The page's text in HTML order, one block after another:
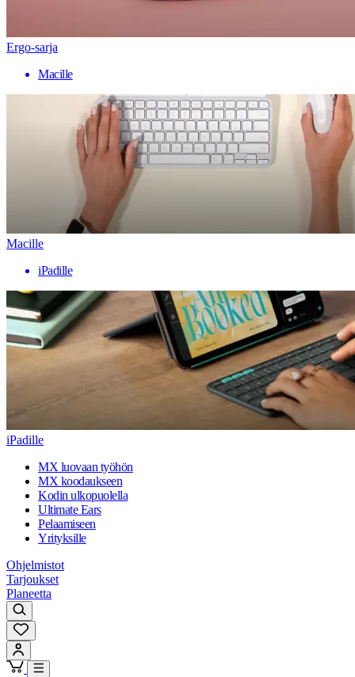
Ergo-sarja
Macille
Macille
iPadille
iPadille
MX luovaan työhön
MX koodaukseen
Kodin ulkopuolella
Ultimate Ears
Pelaamiseen
Yrityksille
Ohjelmistot
Tarjoukset
Planeetta